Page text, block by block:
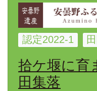
認定2022-1
拾ケ堰に育
田集落